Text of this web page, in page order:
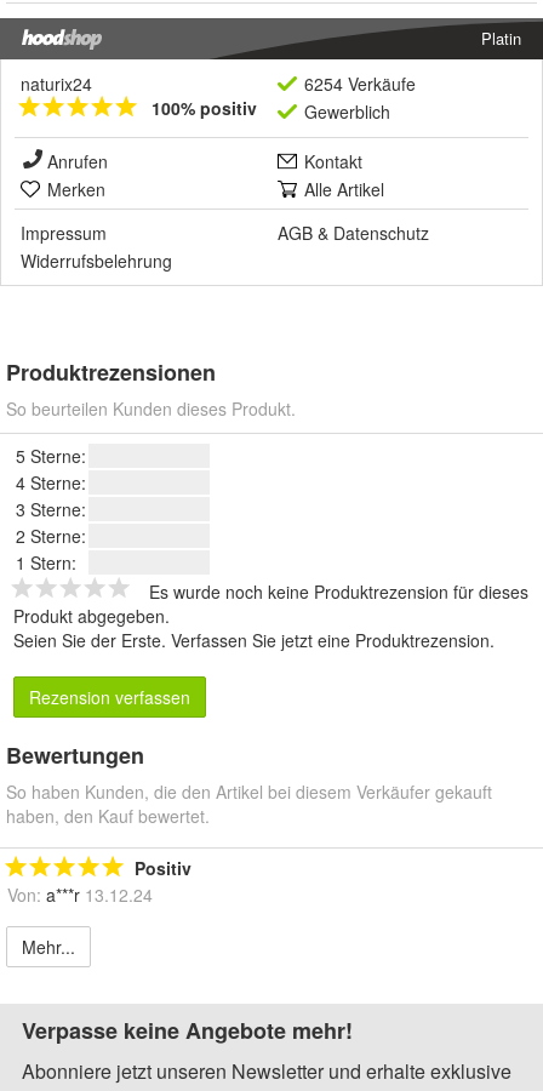
Platin
naturix24
100% positiv
6254 Verkäufe
Gewerblich
Anrufen
Kontakt
Merken
Alle Artikel
Impressum
AGB & Datenschutz
Widerrufsbelehrung
Produktrezensionen
So beurteilen Kunden dieses Produkt.
5 Sterne:
4 Sterne:
3 Sterne:
2 Sterne:
1 Stern:
Es wurde noch keine Produktrezension für dieses
Produkt abgegeben.
Seien Sie der Erste. Verfassen Sie jetzt eine Produktrezension.
Rezension verfassen
Bewertungen
So haben Kunden, die den Artikel bei diesem Verkäufer gekauft
haben, den Kauf bewertet.
Positiv
Von: a***r 13.12.24
Mehr...
Verpasse keine Angebote mehr!
Abonniere jetzt unseren Newsletter und erhalte exklusive